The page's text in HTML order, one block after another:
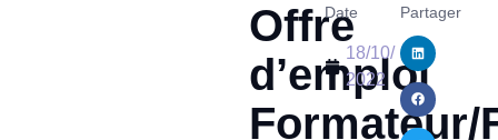
Offre
d’emploi
Formateur/
Date
18/10/
2022
Partager